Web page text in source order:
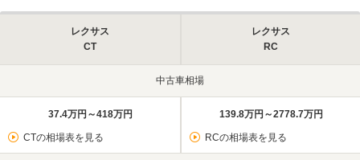
レクサス
CT
レクサス
RC
中古車相場
37.4万円～418万円
CTの相場表を見る
139.8万円～2778.7万円
RCの相場表を見る